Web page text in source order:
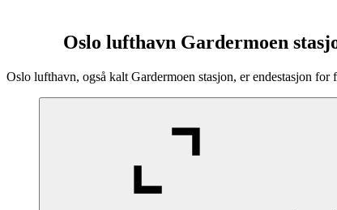
Oslo lufthavn Gardermoen
Oslo lufthavn, også kalt Gardermoen stasjon, er endestasjon